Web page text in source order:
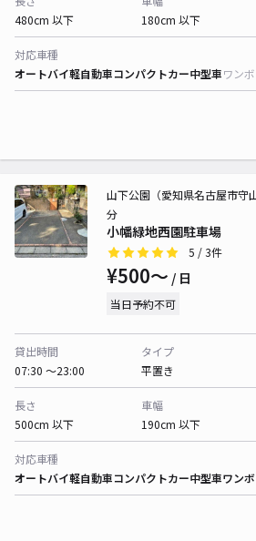
480cm 以下
180cm 以下
対応車種
オートバイ軽自動車コンパクトカー中型車ワン
小幡緑地西園駐車場
山下公園（愛知県名古屋市守
分
5 / 3件
¥500〜 / 日
当日予約不可
貸出時間
07:30 〜23:00
タイプ
平置き
長さ
500cm 以下
車幅
190cm 以下
対応車種
オートバイ軽自動車コンパクトカー中型車ワン